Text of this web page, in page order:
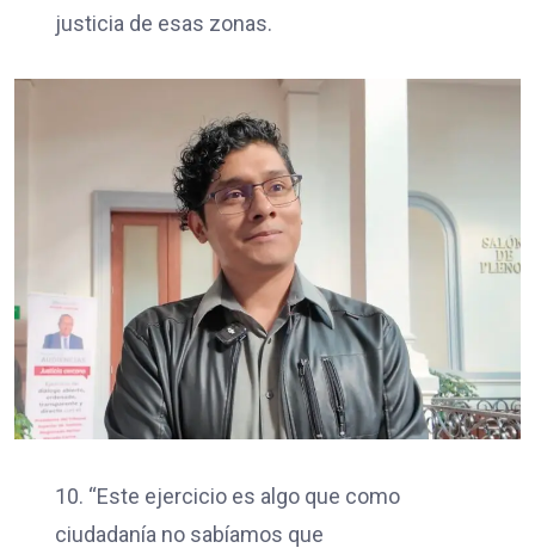
justicia de esas zonas.
10. “Este ejercicio es algo que como
ciudadanía no sabíamos que